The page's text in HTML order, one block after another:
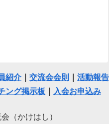
紹介｜ 交流会会則
活動報告
ング掲示板 入会お申込み
（かけはし）